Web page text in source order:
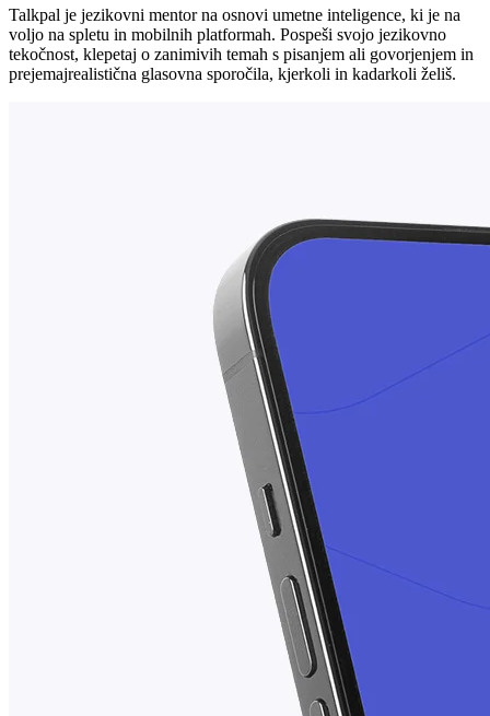
Talkpal je jezikovni mentor na osnovi umetne inteligence, ki je na
voljo na spletu in mobilnih platformah. Pospeši svojo jezikovno
tekočnost, klepetaj o zanimivih temah s pisanjem ali govorjenjem in
prejemajrealistična glasovna sporočila, kjerkoli in kadarkoli želiš.